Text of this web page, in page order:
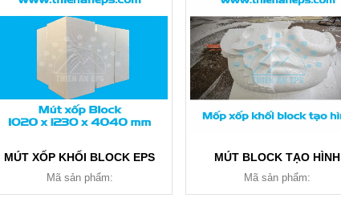
MÚT XỐP KHỐI BLOCK EPS
Mã sản phẩm:
MÚT BLOCK TẠO HÌNH
Mã sản phẩm: